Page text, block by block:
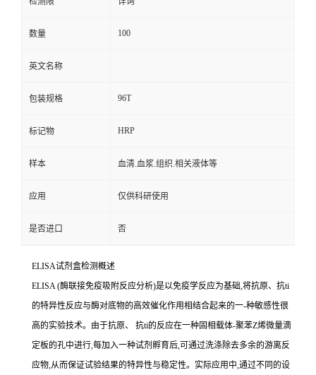
数量 100
英文名称
包装规格 96T
标记物 HRP
样本 血清.血浆.组织.相关液体等
应用 仅供科研使用
是否进口 否
ELISA试剂盒检测概述
ELISA (酶联接免疫吸附反应分析)是以免疫学反应为基础,将抗原、 抗ti
的特异性反应与酶对底物的高效催化作用相结合起来的一-种敏感性很
高的实验技术。由于抗原、 抗ti的反应在一种固相载体-聚苯Z烯微量滴
定板的孔中进行,每加入一种试剂孵育后,可通过洗涤除去多余的游离反
应物,从而保证试验结果的特异性与稳定性。实际应用中,通过不同的设